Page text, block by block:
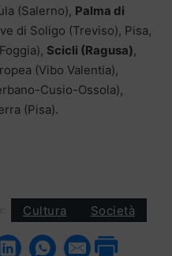
(Salerno), Palma di
di Soligo (Treviso), Pisa,
Scicli (Ragusa),
(Vibo Valentia),
Cusio-Ossola),
(Pisa).
Cultura Società